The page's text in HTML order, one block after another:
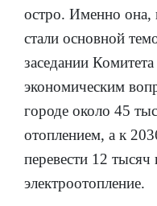
остро. Именно она,
стали основной
заседании
экономическим
городе около 45
отоплением, а к
перевести 12 тысяч
электроотопление.